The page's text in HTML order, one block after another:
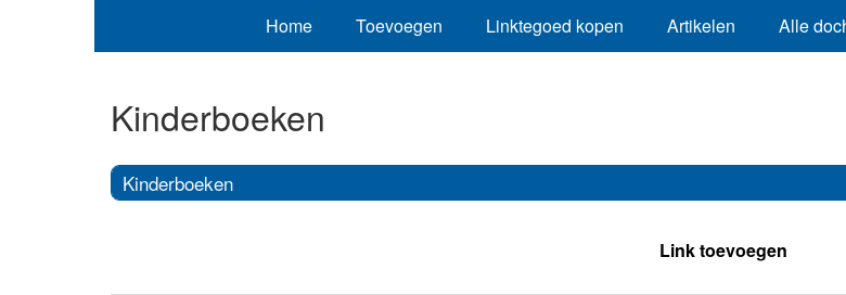
Home Toevoegen Linktegoed kopen Artikelen Alle
Kinderboeken
Kinderboeken
Link toevoegen